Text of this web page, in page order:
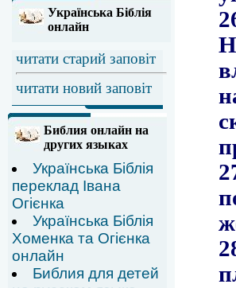
Українська Біблія
онлайн
читати старий заповіт
читати новий заповіт
Библия онлайн на
других языках
Українська Біблія
переклад Івана
Огієнка
Українська Біблія
Хоменка та Огієнка
онлайн
Библия для детей